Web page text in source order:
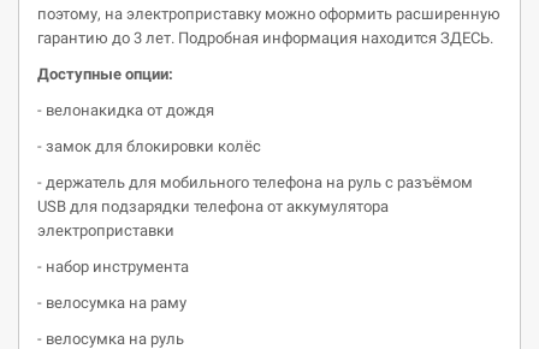
поэтому, на электроприставку можно оформить расширенную
гарантию до 3 лет. Подробная информация находится ЗДЕСЬ.
Доступные опции:
- велонакидка от дождя
- замок для блокировки колёс
- держатель для мобильного телефона на руль с разъёмом
USB для подзарядки телефона от аккумулятора
электроприставки
- набор инструмента
- велосумка на раму
- велосумка на руль